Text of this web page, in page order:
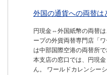
外国の通貨への両替は
円現金⇔外国紙幣の両替
ープの外貨両替専門店「
は中部国際空港の両替所
本支店の窓口では、円現
ん。 ワールドカレンシー